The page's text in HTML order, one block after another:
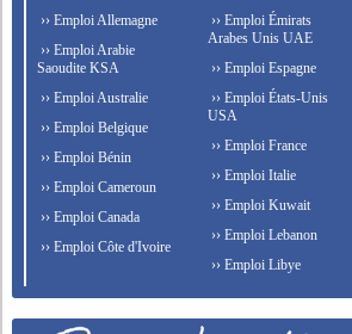
›› Emploi Allemagne
›› Emploi Arabie
Saoudite KSA
›› Emploi Australie
›› Emploi Belgique
›› Emploi Bénin
›› Emploi Cameroun
›› Emploi Canada
›› Emploi Côte d'Ivoire
›› Emploi Émirats
Arabes Unis UAE
›› Emploi Espagne
›› Emploi États-Unis
USA
›› Emploi France
›› Emploi Italie
›› Emploi Kuwait
›› Emploi Lebanon
›› Emploi Libye